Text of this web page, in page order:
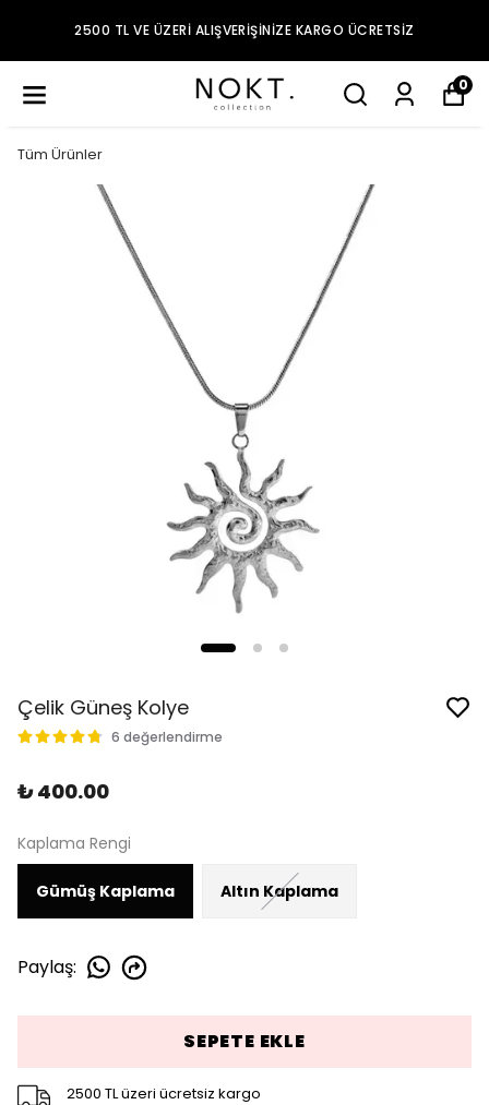
2500 TL VE ÜZERI ALIŞVERIŞINIZE KARGO ÜCRETSIZ
0
Tüm Ürünler
Çelik Güneş Kolye
6 değerlendirme
₺ 400.00
Kaplama Rengi
Gümüş Kaplama Altın Kaplama
Paylaş:
SEPETE EKLE
2500 TL üzeri ücretsiz kargo